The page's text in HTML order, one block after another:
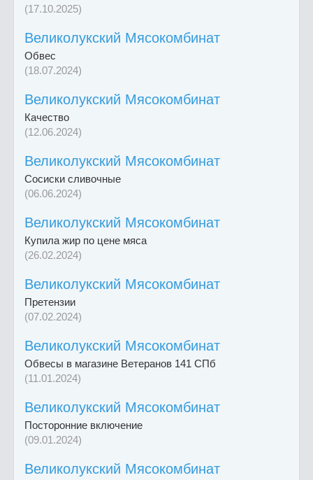
(17.10.2025)
Великолукский Мясокомбинат
Обвес
(18.07.2024)
Великолукский Мясокомбинат
Качество
(12.06.2024)
Великолукский Мясокомбинат
Сосиски сливочные
(06.06.2024)
Великолукский Мясокомбинат
Купила жир по цене мяса
(26.02.2024)
Великолукский Мясокомбинат
Претензии
(07.02.2024)
Великолукский Мясокомбинат
Обвесы в магазине Ветеранов 141 СПб
(11.01.2024)
Великолукский Мясокомбинат
Посторонние включение
(09.01.2024)
Великолукский Мясокомбинат